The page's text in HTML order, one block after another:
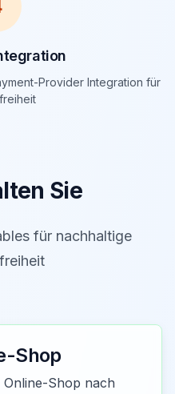
Provider Integration für
Sie
für nachhaltige
Shop
Shop nach